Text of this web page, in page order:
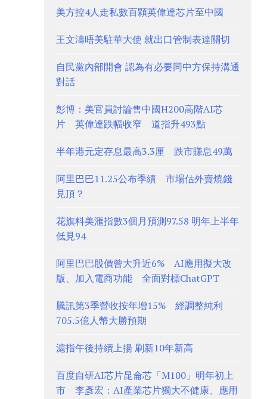
美方控4人走私數百顆英偉達芯片至中國
王文濤晤美駐華大使 就出口管制表達關切
自民黨內部開會 認為有必要同中方保持溝通
對話
彭博：美官員討論售中國H200高階AI芯
片 英偉達跌幅收窄 道指升493點
半年港元定存息最高3.3厘 跌市賺息49萬
阿里巴巴11.25公布季績 市場估外賣燒錢
見頂？
花旗料美滙指數3個月預測97.58 明年上半年
低見94
阿里巴巴股價曾大升近6% AI應用擬大改
版、加入電商功能 全面對標ChatGPT
騰訊第3季營收按年增15% 經調整純利
705.5億人幣大勝預期
滬指午後持續上揚 刷新10年新高
百度自研AI芯片昆侖芯「M100」明年初上
市 李彥宏：AI產業芯片獨大不健康、應用